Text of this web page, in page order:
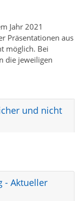
Jahr 2021
Präsentationen aus
möglich. Bei
die jeweiligen
und nicht
- Aktueller